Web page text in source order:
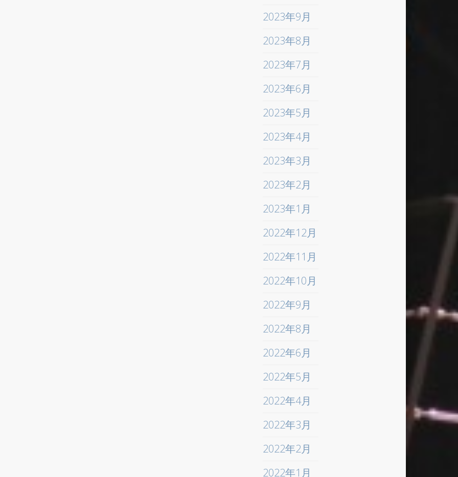
2023年9月
2023年8月
2023年7月
2023年6月
2023年5月
2023年4月
2023年3月
2023年2月
2023年1月
2022年12月
2022年11月
2022年10月
2022年9月
2022年8月
2022年6月
2022年5月
2022年4月
2022年3月
2022年2月
2022年1月